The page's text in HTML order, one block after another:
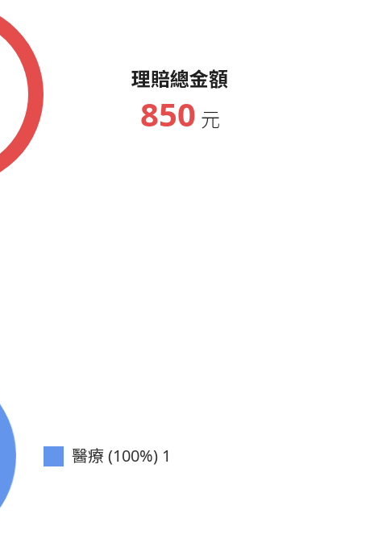
理賠總金額
850 元
醫療 (100%) 1